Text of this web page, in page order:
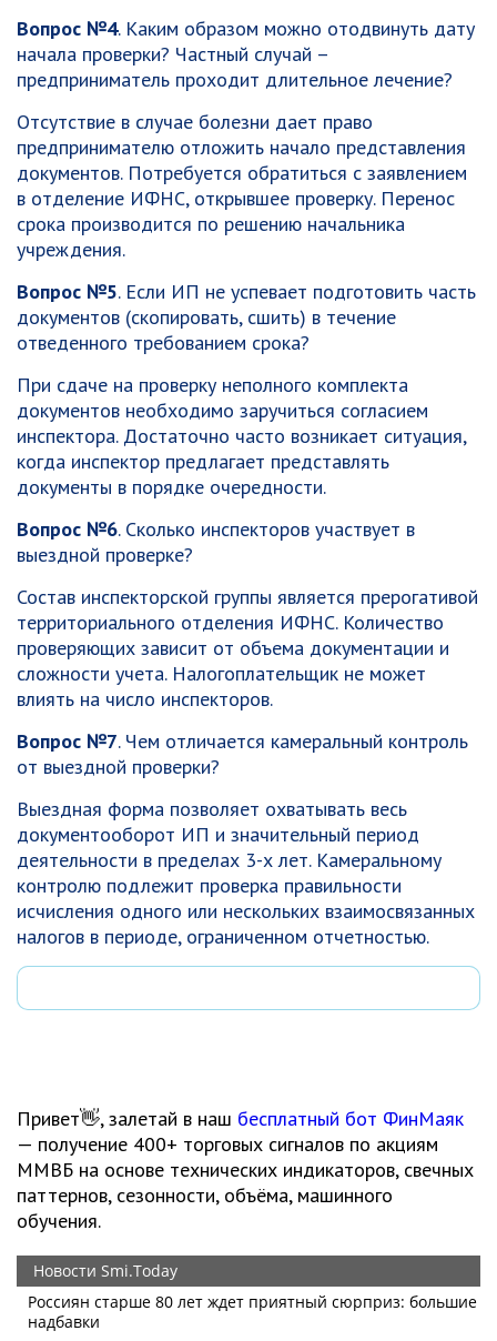
Вопрос №4. Каким образом можно отодвинуть дату
начала проверки? Частный случай –
предприниматель проходит длительное лечение?
Отсутствие в случае болезни дает право
предпринимателю отложить начало представления
документов. Потребуется обратиться с заявлением
в отделение ИФНС, открывшее проверку. Перенос
срока производится по решению начальника
учреждения.
Вопрос №5. Если ИП не успевает подготовить часть
документов (скопировать, сшить) в течение
отведенного требованием срока?
При сдаче на проверку неполного комплекта
документов необходимо заручиться согласием
инспектора. Достаточно часто возникает ситуация,
когда инспектор предлагает представлять
документы в порядке очередности.
Вопрос №6. Сколько инспекторов участвует в
выездной проверке?
Состав инспекторской группы является прерогативой
территориального отделения ИФНС. Количество
проверяющих зависит от объема документации и
сложности учета. Налогоплательщик не может
влиять на число инспекторов.
Вопрос №7. Чем отличается камеральный контроль
от выездной проверки?
Выездная форма позволяет охватывать весь
документооборот ИП и значительный период
деятельности в пределах 3-х лет. Камеральному
контролю подлежит проверка правильности
исчисления одного или нескольких взаимосвязанных
налогов в периоде, ограниченном отчетностью.
Привет👋, залетай в наш бесплатный бот ФинМаяк
— получение 400+ торговых сигналов по акциям
ММВБ на основе технических индикаторов, свечных
паттернов, сезонности, объёма, машинного
обучения.